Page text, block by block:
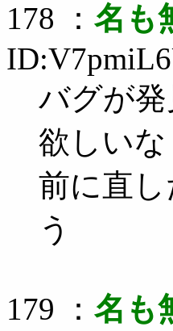
178 ： 名も
バグが
欲しいな
前に直
う
179 ： 名も